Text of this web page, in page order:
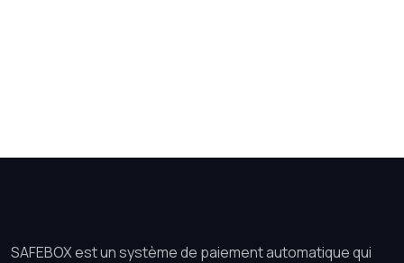
SAFEBOX est un système de paiement automatique qui